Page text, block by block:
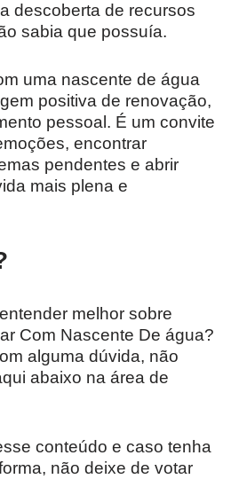
descoberta de recursos
sabia que possuía.
uma nascente de água
positiva de renovação,
pessoal. É um convite
encontrar
pendentes e abrir
mais plena e
melhor sobre
Com Nascente De água?
alguma dúvida, não
abaixo na área de
conteúdo e caso tenha
não deixe de votar